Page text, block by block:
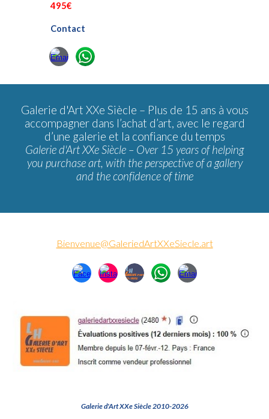
495€
Contact
Galerie d'Art XXe Siècle – Plus de 15 ans à vous
accompagner dans l’achat d’art, avec le regard
d’une galerie et la confiance du temps
Galerie d'Art XXe Siècle – Over 15 years of helping
you purchase art, with the perspective of a gallery
and the confidence of time
Bienvenue@GaleriedArtXXeSiecle.art
Galerie d'Art XXe Siècle 2010-2026